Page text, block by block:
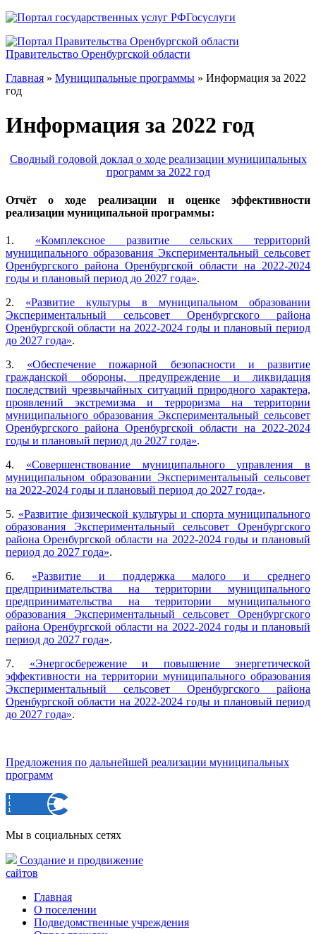
Госуслуги
Правительство Оренбургской области
Главная » Муниципальные программы » Информация за 2022
год
Информация за 2022 год
Сводный годовой доклад о ходе реализации муниципальных
программ за 2022 год
Отчёт о ходе реализации и оценке эффективности
реализации муниципальной программы:
1. «Комплексное развитие сельских территорий
муниципального образования Экспериментальный сельсовет
Оренбургского района Оренбургской области на 2022-2024
годы и плановый период до 2027 года».
2. «Развитие культуры в муниципальном образовании
Экспериментальный сельсовет Оренбургского района
Оренбургской области на 2022-2024 годы и плановый период
до 2027 года».
3. «Обеспечение пожарной безопасности и развитие
гражданской обороны, предупреждение и ликвидация
последствий чрезвычайных ситуаций природного характера,
проявлений экстремизма и терроризма на территории
муниципального образования Экспериментальный сельсовет
Оренбургского района Оренбургской области на 2022-2024
годы и плановый период до 2027 года».
4. «Совершенствование муниципального управления в
муниципальном образовании Экспериментальный сельсовет
на 2022-2024 годы и плановый период до 2027 года».
5. «Развитие физической культуры и спорта муниципального
образования Экспериментальный сельсовет Оренбургского
района Оренбургской области на 2022-2024 годы и плановый
период до 2027 года».
6. «Развитие и поддержка малого и среднего
предпринимательства на территории муниципального
предпринимательства на территории муниципального
образования Экспериментальный сельсовет Оренбургского
района Оренбургской области на 2022-2024 годы и плановый
период до 2027 года».
7. «Энергосбережение и повышение энергетической
эффективности на территории муниципального образования
Экспериментальный сельсовет Оренбургского района
Оренбургской области на 2022-2024 годы и плановый период
до 2027 года».
Предложения по дальнейшей реализации муниципальных
программ
Мы в социальных сетях
Создание и продвижение
сайтов
Главная
О поселении
Подведомственные учреждения